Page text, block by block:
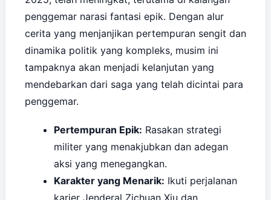
penggemar narasi fantasi epik. Dengan alur
cerita yang menjanjikan pertempuran sengit dan
dinamika politik yang kompleks, musim ini
tampaknya akan menjadi kelanjutan yang
mendebarkan dari saga yang telah dicintai para
penggemar.
Pertempuran Epik: Rasakan strategi
militer yang menakjubkan dan adegan
aksi yang menegangkan.
Karakter yang Menarik: Ikuti perjalanan
karier Jenderal Zichuan Xiu dan